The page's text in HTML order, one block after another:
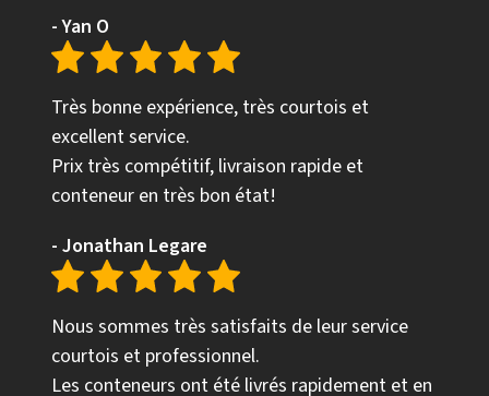
- Yan O
Très bonne expérience, très courtois et
excellent service.
Prix très compétitif, livraison rapide et
conteneur en très bon état!
- Jonathan Legare
Nous sommes très satisfaits de leur service
courtois et professionnel.
Les conteneurs ont été livrés rapidement et en